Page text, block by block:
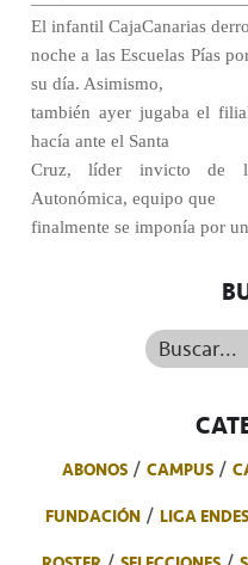
El infantil CajaCanarias
noche a las Escuelas Pías
su día. Asimismo,
también ayer jugaba el
hacía ante el Santa
Cruz, líder invicto de
Autonómica, equipo que
finalmente se imponía por
Buscar...
ABONOS CAMPUS
FUNDACIÓN
LIGA